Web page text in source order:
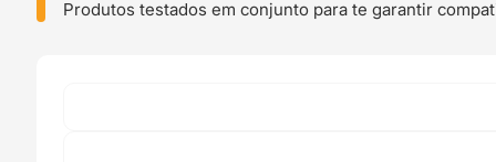
-
Produtos testados em conjunto para te garantir